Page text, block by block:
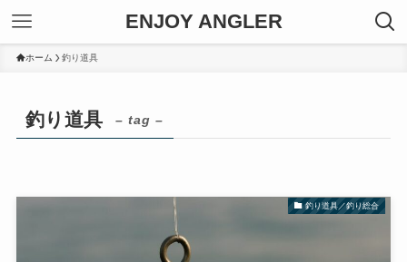
ENJOY ANGLER
ホーム 釣り道具
釣り道具 – tag –
釣り道具／釣り総合